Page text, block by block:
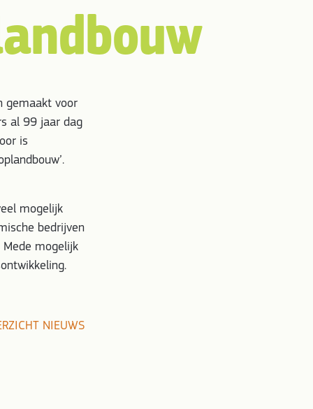
gemaakt voor
al 99 jaar dag
is
mogelijk
bedrijven
mogelijk
NIEUWS